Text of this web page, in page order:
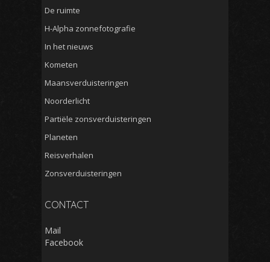
De ruimte
H-Alpha zonnefotografie
In het nieuws
Kometen
Maansverduisteringen
Noorderlicht
Partiële zonsverduisteringen
Planeten
Reisverhalen
Zonsverduisteringen
CONTACT
Mail
Facebook